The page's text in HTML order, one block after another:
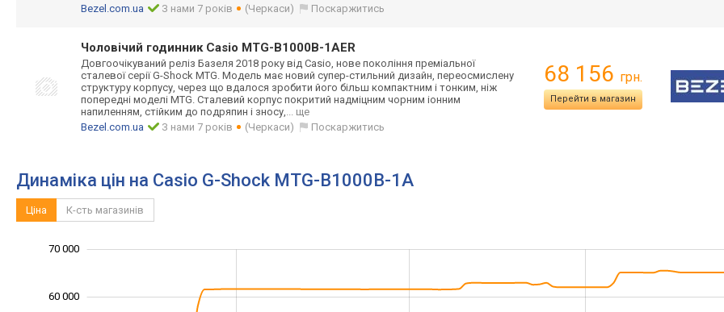
Bezel.com.ua
З нами 7 років (Черкаси) Поскаржитись
Чоловічий годинник Casio MTG-B1000B-1AER
Довгоочікуваний реліз Базеля 2018 року від Casio, нове покоління преміальної
сталевої серії G-Shock MTG. Модель має новий супер-стильний дизайн, переосмислену
структуру корпусу, через що вдалося зробити його більш компактним і тонким, ніж
попередні моделі MTG. Сталевий корпус покритий надміцним чорним іонним
напиленням, стійким до подряпин і зносу,... ще
Bezel.com.ua
З нами 7 років (Черкаси) Поскаржитись
68 156 грн.
Перейти в магазин
Динаміка цін на Casio G-Shock MTG-B1000B-1A
Ціна К-сть магазинів
60 000
70 000